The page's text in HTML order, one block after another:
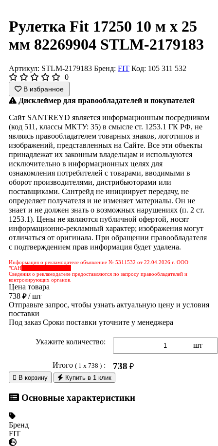
Рулетка Fit 17250 10 м x 25
мм 82269904 STLM-2179183
Артикул: STLM-2179183 Бренд: FIT Код: 105 311 532
0
В избранное
Дисклеймер для правообладателей и покупателей
Сайт SANTREYD является информационным посредником
(код 511, классы МКТУ: 35) в смысле ст. 1253.1 ГК РФ, не
являясь правообладателем товарных знаков, логотипов и
изображений, представленных на Сайте. Все эти объекты
принадлежат их законным владельцам и используются
исключительно в информационных целях для
ознакомления потребителей с товарами, вводимыми в
оборот производителями, дистрибьюторами или
поставщиками. Сантрейд не инициирует передачу, не
определяет получателя и не изменяет материалы. Он не
знает и не должен знать о возможных нарушениях (п. 2 ст.
1253.1). Цены не являются публичной офертой, носят
информационно-рекламный характер; изображения могут
отличаться от оригинала. При обращении правообладателя
с подтверждением прав информация будет удалена.
Информация о рекламодателе объявление № 5311532 от 22.04.2026 г. ООО
"САН
Сведения о рекламодателе предоставляются по запросу правообладателей и
контролирующих органов.
Цена товара
738 ₽/ шт
Отправьте запрос, чтобы узнать актуальную цену и условия
поставки
Под заказ Сроки поставки уточните у менеджера
Укажите количество: шт
Итого ( 1 x 738 ): 738 ₽
 В корзину Купить в 1 клик
Основные характеристики
Бренд
FIT